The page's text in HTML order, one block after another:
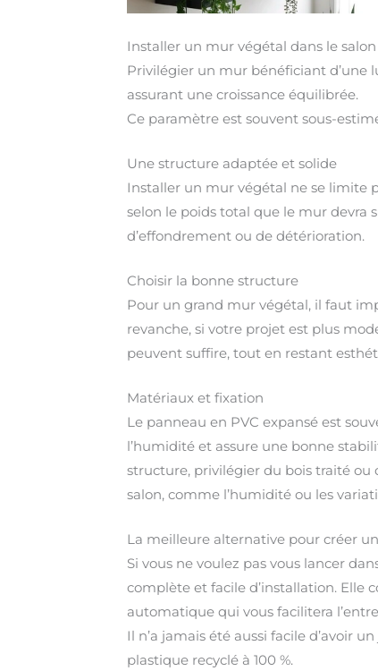
Installer un mur végétal dans le
Privilégier un mur bénéficiant d’une
assurant une croissance équilibrée.
Ce paramètre est souvent sous-
Une structure adaptée et solide
Installer un mur végétal ne se limite
selon le poids total que le mur devra
d’effondrement ou de détérioration.
Choisir la bonne structure
Pour un grand mur végétal, il faut
revanche, si votre projet est plus
peuvent suffire, tout en restant
Matériaux et fixation
Le panneau en PVC expansé est
l’humidité et assure une bonne
structure, privilégier du bois traité
salon, comme l’humidité ou les
La meilleure alternative pour créer
Si vous ne voulez pas vous lancer
complète et facile d’installation. Elle
automatique qui vous facilitera
Il n’a jamais été aussi facile d’avoir
plastique recyclé à 100 %.